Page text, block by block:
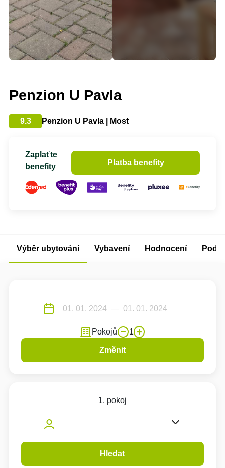
Penzion U Pavla
9.3 Penzion U Pavla | Most
Zaplaťte
benefity
Platba benefity
Výběr ubytování Vybavení Hodnocení
Pokojů 1
Změnit
1. pokoj
Hledat